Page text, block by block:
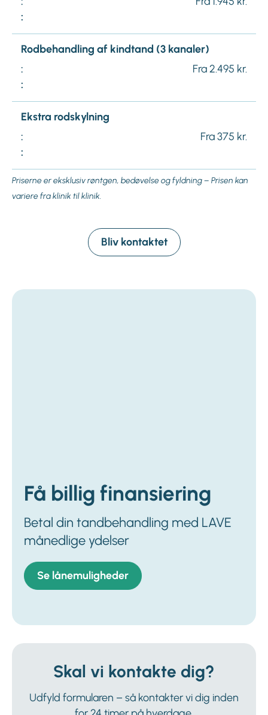
:
Rodbehandling af kindtand (3 kanaler)
:
Fra 2.495 kr.
:
Ekstra rodskylning
:
Fra 375 kr.
:
Priserne er eksklusiv røntgen, bedøvelse og fyldning – Prisen kan
variere fra klinik til klinik.
Bliv kontaktet
Få billig finansiering
Betal din tandbehandling med LAVE
månedlige ydelser
Se lånemuligheder
Skal vi kontakte dig?
Udfyld formularen – så kontakter vi dig inden